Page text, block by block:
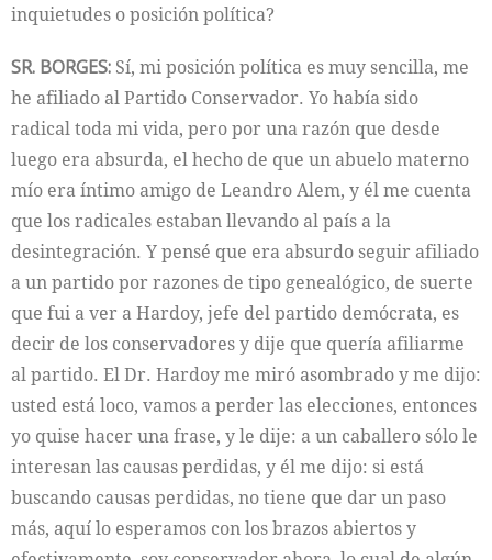
inquietudes o posición política?
SR. BORGES: Sí, mi posición política es muy sencilla, me
he afiliado al Partido Conservador. Yo había sido
radical toda mi vida, pero por una razón que desde
luego era absurda, el hecho de que un abuelo materno
mío era íntimo amigo de Leandro Alem, y él me cuenta
que los radicales estaban llevando al país a la
desintegración. Y pensé que era absurdo seguir afiliado
a un partido por razones de tipo genealógico, de suerte
que fui a ver a Hardoy, jefe del partido demócrata, es
decir de los conservadores y dije que quería afiliarme
al partido. El Dr. Hardoy me miró asombrado y me dijo:
usted está loco, vamos a perder las elecciones, entonces
yo quise hacer una frase, y le dije: a un caballero sólo le
interesan las causas perdidas, y él me dijo: si está
buscando causas perdidas, no tiene que dar un paso
más, aquí lo esperamos con los brazos abiertos y